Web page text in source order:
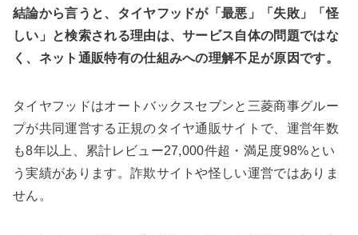
結論から言うと、タイヤフッドが「最悪」「失敗」「怪
しい」と検索される理由は、サービス自体の問題ではな
く、ネット通販特有の仕組みへの理解不足が原因です。
タイヤフッドはオートバックスセブンと三菱商事グルー
プが共同運営する正規のタイヤ通販サイトで、運営年数
も8年以上、累計レビュー27,000件超・満足度98%とい
う実績があります。詐欺サイトや怪しい運営ではありま
せん。